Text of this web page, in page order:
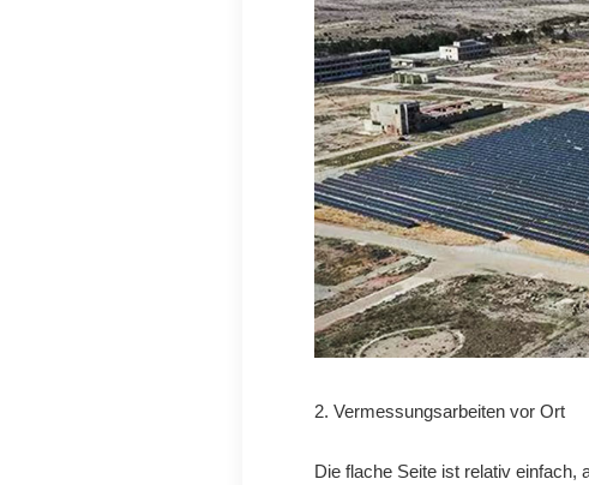
2. Vermessungsarbeiten vor Ort
Die flache Seite ist relativ einfach,